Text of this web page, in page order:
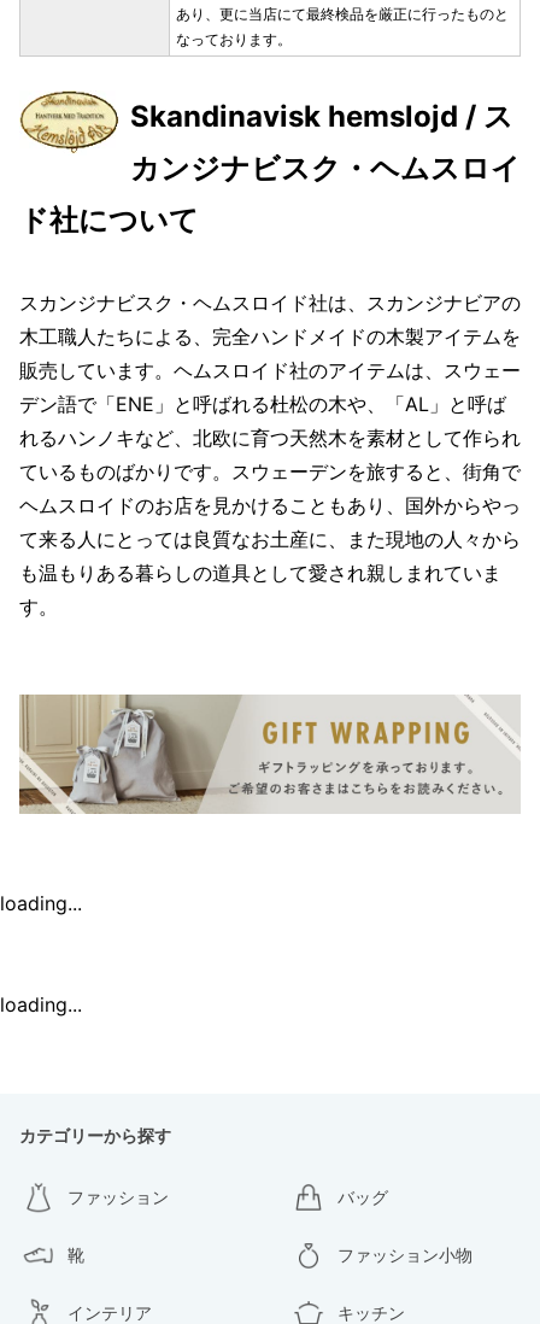
あり、更に当店にて最終検品を厳正に行ったものと
なっております。
Skandinavisk hemslojd / ス
カンジナビスク・ヘムスロイ
ド社について
スカンジナビスク・ヘムスロイド社は、スカンジナビアの
木工職人たちによる、完全ハンドメイドの木製アイテムを
販売しています。ヘムスロイド社のアイテムは、スウェー
デン語で「ENE」と呼ばれる杜松の木や、「AL」と呼ば
れるハンノキなど、北欧に育つ天然木を素材として作られ
ているものばかりです。スウェーデンを旅すると、街角で
ヘムスロイドのお店を見かけることもあり、国外からやっ
て来る人にとっては良質なお土産に、また現地の人々から
も温もりある暮らしの道具として愛され親しまれていま
す。
loading...
loading...
カテゴリーから探す
ファッション バッグ
靴 ファッション小物
インテリア キッチン